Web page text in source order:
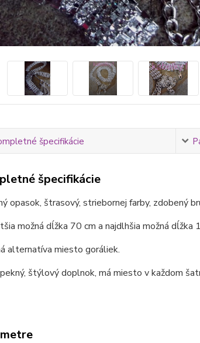
špecifikácie
špecifikácie
opasok, štrasový, striebornej farby, zdobený
možná dĺžka 70 cm a najdlhšia možná
alternatíva miesto goráliek.
štýlový doplnok, má miesto v každom